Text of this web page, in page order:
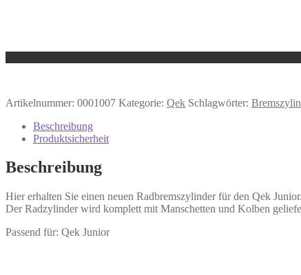
Artikelnummer: 0001007 Kategorie: Qek Schlagwörter:
Beschreibung
Produktsicherheit
Beschreibung
Hier erhalten Sie einen neuen Radbremszylinder für den Qek
Der Radzylinder wird komplett mit Manschetten und Kolben
Passend für: Qek Junior